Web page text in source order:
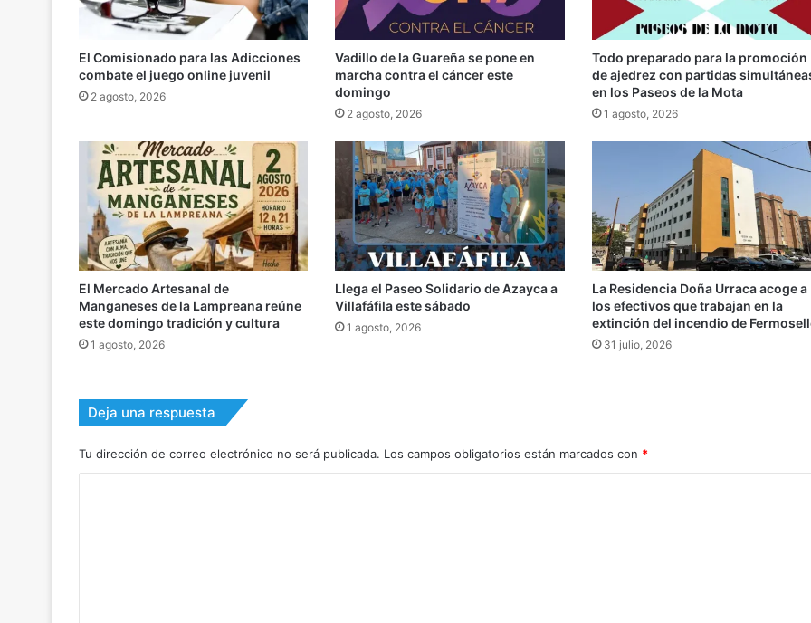
El Comisionado para las Adicciones
combate el juego online juvenil
2 agosto, 2026
Vadillo de la Guareña se pone en
marcha contra el cáncer este
domingo
2 agosto, 2026
Todo preparado para la promoción
de ajedrez con partidas
en los Paseos de la Mota
1 agosto, 2026
El Mercado Artesanal de
Manganeses de la Lampreana reúne
este domingo tradición y cultura
1 agosto, 2026
Llega el Paseo Solidario de Azayca a
Villafáfila este sábado
1 agosto, 2026
La Residencia Doña Urraca acoge a
los efectivos que trabajan en la
extinción del incendio de
31 julio, 2026
Deja una respuesta
Tu dirección de correo electrónico no será publicada. Los campos obligatorios están marcados con *